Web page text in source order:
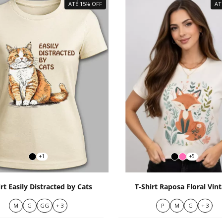
ATÉ 15% OFF
+1
Easily Distracted by Cats
M G GG + 3
+5
T-Shirt Raposa Floral
P M G + 3